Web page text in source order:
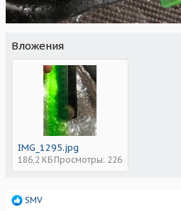
Вложения
IMG_1295.jpg
186,2 КБ Просмотры: 226
Р
SMV